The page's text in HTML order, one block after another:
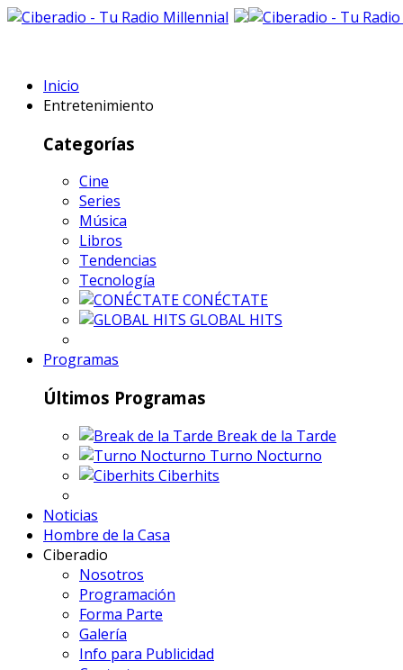
Inicio
Entretenimiento
Categorías
Cine
Series
Música
Libros
Tendencias
Tecnología
CONÉCTATE
GLOBAL HITS
Programas
Últimos Programas
Break de la Tarde
Turno Nocturno
Ciberhits
Noticias
Hombre de la Casa
Ciberadio
Nosotros
Programación
Forma Parte
Galería
Info para Publicidad